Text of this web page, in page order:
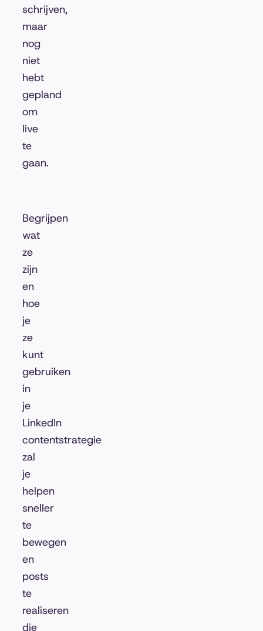
schrijven,
maar
nog
niet
hebt
gepland
om
live
te
gaan.
Begrijpen
wat
ze
zijn
en
hoe
je
ze
kunt
gebruiken
in
je
LinkedIn
contentstrategie
zal
je
helpen
sneller
te
bewegen
en
posts
te
realiseren
die